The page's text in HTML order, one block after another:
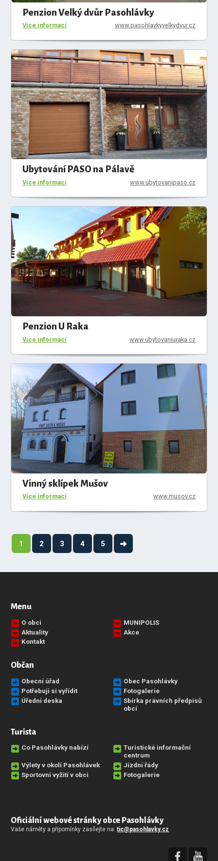
Penzion Velký dvůr Pasohlávky
Více informací www.pasohlavkyvelkydvur.cz
Ubytování PASO na Pálavě
Více informací www.ubytovanipaso.cz
Penzion U Raka
Více informací www.ubytovaniuraka.cz
Vinný sklípek Mušov
Více informací www.musov.cz
1 2 3 4 5
Menu
O obci
MUNIPOLIS
Aktuality
Akce
Kontakt
Občan
Obecní úřad
Obec Pasohlávky
Potřebuji si vyřídit
Fotogalerie
Úřední deska
Sbírka právních předpisů
obcí
Turista
Co Pasohlávky nabízí
Turistické informační
centrum
Výlety v okolí Pasohlávek
Jízdní řády
Sportovní vyžití v obci
Fotogalerie
Oficiální webové stránky obce Pasohlávky
Vaše náměty a připomínky zasílejte na:tic@pasohlavky.cz